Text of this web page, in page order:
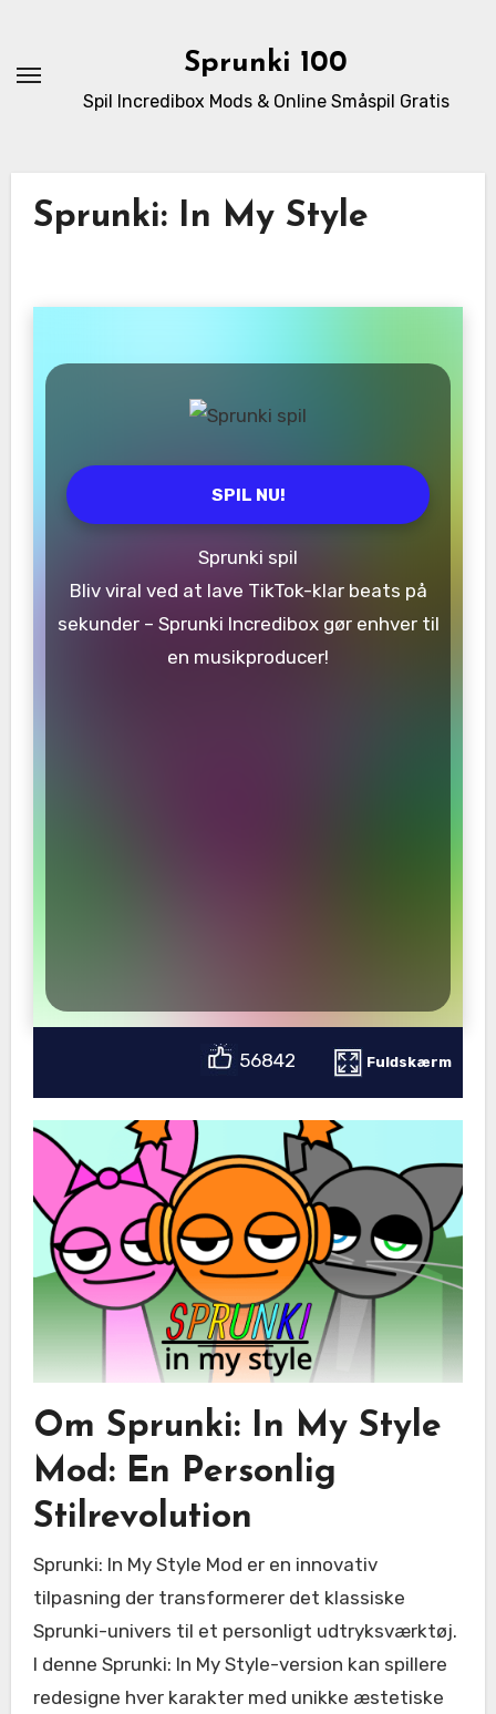
content
Sprunki 100
Spil Incredibox Mods & Online Småspil Gratis
Sprunki: In My Style
SPIL NU!
Sprunki spil
Bliv viral ved at lave TikTok-klar beats på
sekunder – Sprunki Incredibox gør enhver til
en musikproducer!
56842 Fuldskærm
Om Sprunki: In My Style
Mod: En Personlig
Stilrevolution
Sprunki: In My Style Mod er en innovativ
tilpasning der transformerer det klassiske
Sprunki-univers til et personligt udtryksværktøj.
I denne Sprunki: In My Style-version kan spillere
redesigne hver karakter med unikke æstetiske